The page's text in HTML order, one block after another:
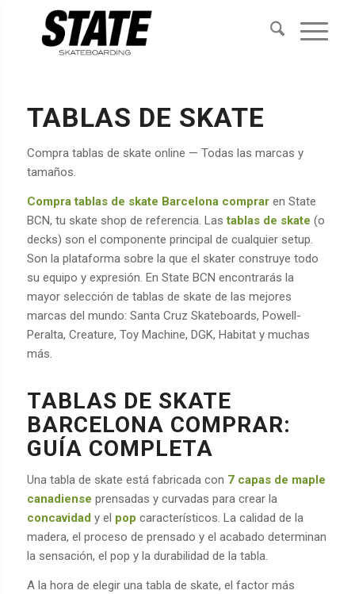
TABLAS DE SKATE
Compra tablas de skate online — Todas las marcas y
tamaños.
Compra tablas de skate Barcelona compraren State
BCN, tu skate shop de referencia. Lastablas de skate (o
decks) son el componente principal de cualquier setup.
Son la plataforma sobre la que el skater construye todo
su equipo y expresión. En State BCN encontrarás la
mayor selección de tablas de skate de las mejores
marcas del mundo: Santa Cruz Skateboards, Powell-
Peralta, Creature, Toy Machine, DGK, Habitat y muchas
más.
TABLAS DE SKATE
BARCELONA COMPRAR:
GUÍA COMPLETA
Una tabla de skate está fabricada con 7 capas de maple
canadiense prensadas y curvadas para crear la
concavidad y el pop característicos. La calidad de la
madera, el proceso de prensado y el acabado determinan
la sensación, el pop y la durabilidad de la tabla.
A la hora de elegir una tabla de skate, el factor más